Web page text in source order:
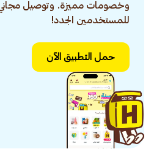
وخصومات مميزة. وتوصيل مجاني
للمستخدمين الجدد!
حمل التطبيق الآن